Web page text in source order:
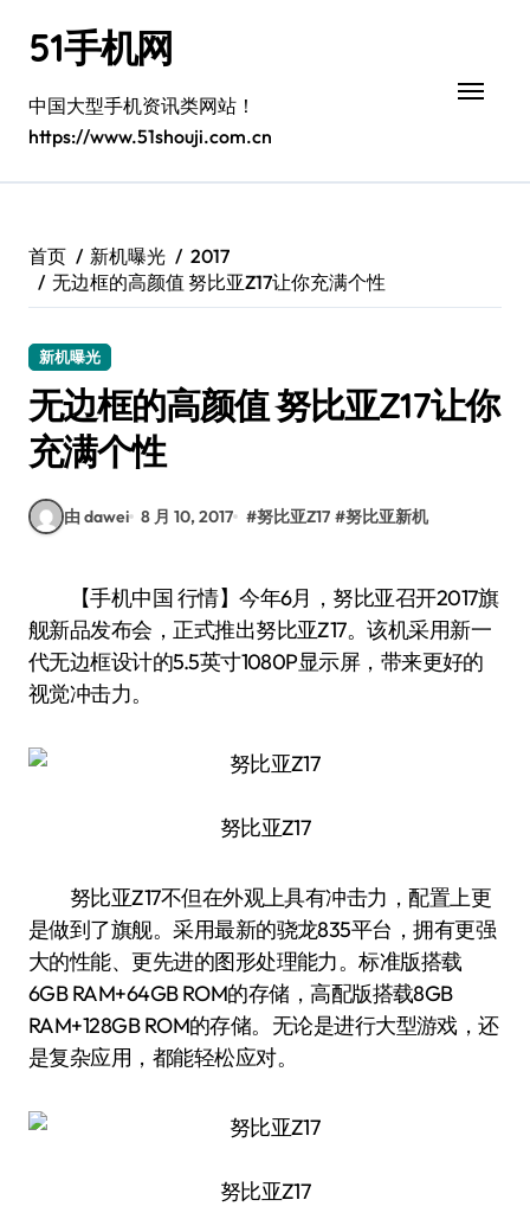
51手机网
中国大型手机资讯类网站！
https://www.51shouji.com.cn
首页 新机曝光
2017
无边框的高颜值 努比亚Z17让你充满个性
新机曝光
无边框的高颜值 努比亚Z17让你
充满个性
由 dawei 8 月 10, 2017 #努比亚Z17 #努比亚新机
【手机中国 行情】今年6月，努比亚召开2017旗
舰新品发布会，正式推出努比亚Z17。该机采用新一
代无边框设计的5.5英寸1080P显示屏，带来更好的
视觉冲击力。
努比亚Z17
努比亚Z17不但在外观上具有冲击力，配置上更
是做到了旗舰。采用最新的骁龙835平台，拥有更强
大的性能、更先进的图形处理能力。标准版搭载
6GB RAM+64GB ROM的存储，高配版搭载8GB
RAM+128GB ROM的存储。无论是进行大型游戏，还
是复杂应用，都能轻松应对。
努比亚Z17